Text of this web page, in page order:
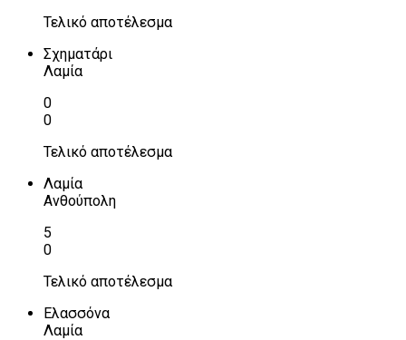
Τελικό αποτέλεσμα
Σχηματάρι
Λαμία
0
0
Τελικό αποτέλεσμα
Λαμία
Ανθούπολη
5
0
Τελικό αποτέλεσμα
Ελασσόνα
Λαμία